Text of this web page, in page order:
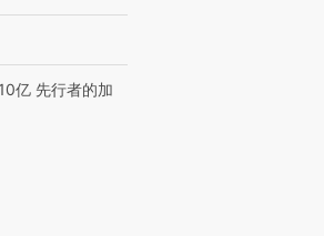
亿 先行者的加